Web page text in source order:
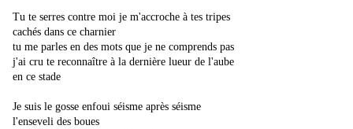
Tu te serres contre moi je m'accroche à tes tripes
cachés dans ce charnier
tu me parles en des mots que je ne comprends pas
j'ai cru te reconnaître à la dernière lueur de l'aube
en ce stade
Je suis le gosse enfoui séisme après séisme
l'enseveli des boues